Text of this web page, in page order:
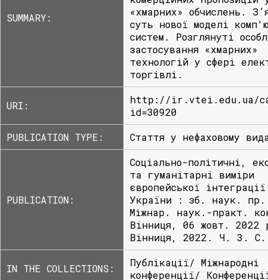
SUMMARY:
«хмарних» обчислень.
суть нової моделі
систем. Розглянуті
застосування «хмарних»
технологій у сфері
торгівлі.
URI:
http://ir.vtei.edu.ua/
id=30920
PUBLICATION TYPE:
Стаття у нефаховому
PUBLICATION:
Соціально-політичні,
та гуманітарні виміри
європейської інтеграції
України : зб. наук.
Міжнар. наук.-практ.
Вінниця, 06 жовт. 2022
Вінниця, 2022. Ч. 3. С.
IN THE COLLECTIONS:
Публікації/ Міжнародні
конференції/